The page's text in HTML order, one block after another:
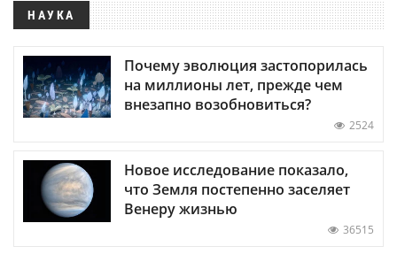
НАУКА
Почему эволюция застопорилась
на миллионы лет, прежде чем
внезапно возобновиться?
2524
Новое исследование показало,
что Земля постепенно заселяет
Венеру жизнью
36515